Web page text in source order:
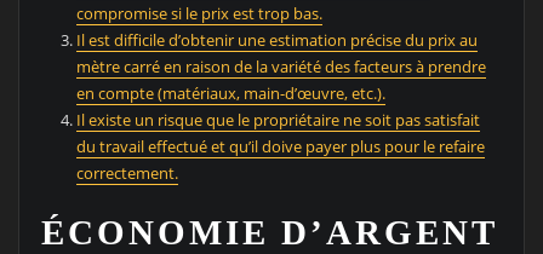
compromise si le prix est trop bas.
Il est difficile d’obtenir une estimation précise du prix au
mètre carré en raison de la variété des facteurs à prendre
en compte (matériaux, main-d’œuvre, etc.).
Il existe un risque que le propriétaire ne soit pas satisfait
du travail effectué et qu’il doive payer plus pour le refaire
correctement.
ÉCONOMIE D’ARGENT